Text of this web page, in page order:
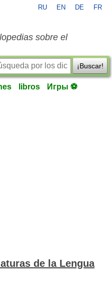
RU EN DE FR
sobre el
¡Buscar!
libros Игры ⚽
de la Lengua